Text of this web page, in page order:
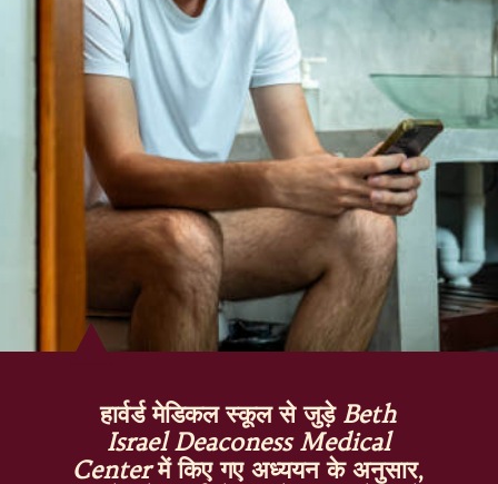
हार्वर्ड मेडिकल स्कूल से जुड़े Beth
Israel Deaconess Medical
Centerमें किए गए अध्ययन के अनुसार,